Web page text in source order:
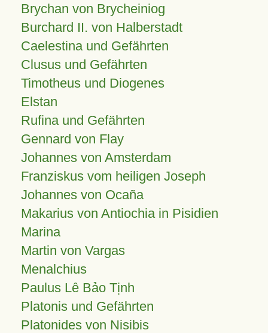
Brychan von Brycheiniog
Burchard II. von Halberstadt
Caelestina und Gefährten
Clusus und Gefährten
Timotheus und Diogenes
Elstan
Rufina und Gefährten
Gennard von Flay
Johannes von Amsterdam
Franziskus vom heiligen Joseph
Johannes von Ocaña
Makarius von Antiochia in Pisidien
Marina
Martin von Vargas
Menalchius
Paulus Lê Bảo Tịnh
Platonis und Gefährten
Platonides von Nisibis